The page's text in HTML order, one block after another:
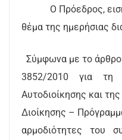
Ο Πρόεδρος,
θέμα της ημερήσιας
Σύμφωνα με το
3852/2010 για τη
Αυτοδιοίκησης και
Διοίκησης –
αρμοδιότητες του